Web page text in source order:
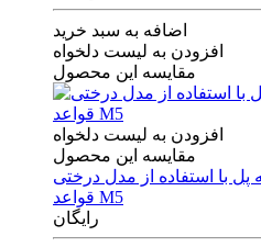
اضافه به سبد خرید
افزودن به لیست دلخواه
مقایسه این محصول
افزودن به لیست دلخواه
مقایسه این محصول
با استفاده از مدل درختی
قواعد M5
رایگان